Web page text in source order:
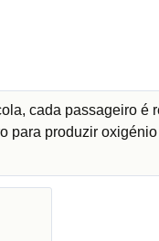
cada passageiro é
para produzir